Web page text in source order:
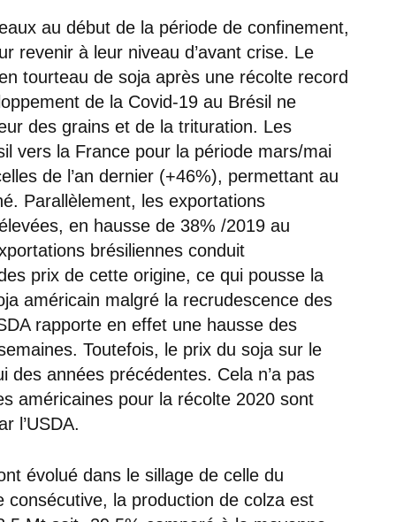
au début de la période de confinement,
revenir à leur niveau d’avant crise. Le
tourteau de soja après une récolte record
de la Covid-19 au Brésil ne
des grains et de la trituration. Les
vers la France pour la période mars/mai
de l’an dernier (+46%), permettant au
Parallèlement, les exportations
en hausse de 38% /2019 au
brésiliennes conduit
prix de cette origine, ce qui pousse la
américain malgré la recrudescence des
rapporte en effet une hausse des
Toutefois, le prix du soja sur le
années précédentes. Cela n’a pas
américaines pour la récolte 2020 sont
l’USDA.
évolué dans le sillage de celle du
la production de colza est